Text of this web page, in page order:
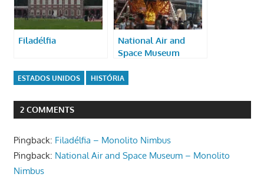
Filadélfia
National Air and
Space Museum
ESTADOS UNIDOS HISTÓRIA
2 COMMENTS
Pingback: Filadélfia – Monolito Nimbus
Pingback: National Air and Space Museum – Monolito
Nimbus